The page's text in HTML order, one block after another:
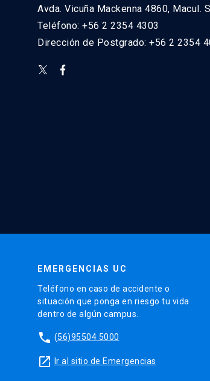
Avda. Vicuña Mackenna 4860, Macul.
Teléfono: +56 2 2354 4303
Dirección de Postgrado: +56 2 2354
EMERGENCIAS UC
Teléfono en caso de accidente o
situación que ponga en riesgo tu vida
dentro de algún campus.
phone (56)95504 5000
launch Ir al sitio de Emergencias